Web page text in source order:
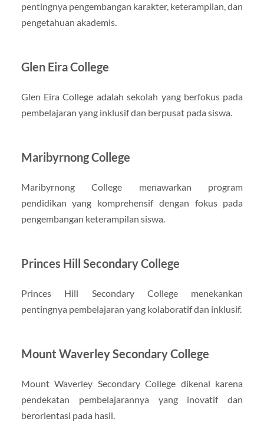
pentingnya pengembangan karakter, keterampilan, dan
pengetahuan akademis.
Glen Eira College
Glen Eira College adalah sekolah yang berfokus pada
pembelajaran yang inklusif dan berpusat pada siswa.
Maribyrnong College
Maribyrnong College menawarkan program
pendidikan yang komprehensif dengan fokus pada
pengembangan keterampilan siswa.
Princes Hill Secondary College
Princes Hill Secondary College menekankan
pentingnya pembelajaran yang kolaboratif dan inklusif.
Mount Waverley Secondary College
Mount Waverley Secondary College dikenal karena
pendekatan pembelajarannya yang inovatif dan
berorientasi pada hasil.